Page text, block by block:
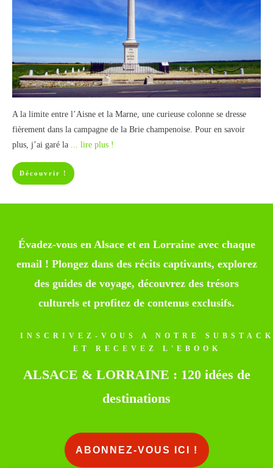
A la limite entre l’Aisne et la Marne, une curieuse colonne se dresse
fièrement dans la campagne de la Brie champenoise. Pour en savoir
plus, j’ai garé la ... lire plus !
Découvrir !
Évadez-vous en Alsace et en Lorraine avec chaque
email ! Plongez dans des récits captivants, explorez
des guides de voyage, découvrez des trésors
culturels et profitez de contenus exclusifs.
INSCRIVEZ-VOUS A NOTRE
ET RECEVEZ L'EBOOK
ALSACE & LORRAINE : 120 idées de
destinations
ABONNEZ-VOUS ICI !